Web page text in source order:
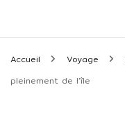
Accueil Voyage
pleinement de l’île